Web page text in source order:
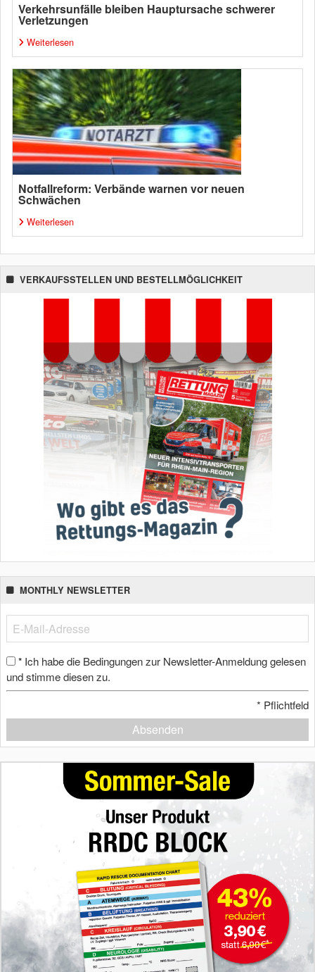
Verkehrsunfälle bleiben Hauptursache schwerer
Verletzungen
Weiterlesen
Notfallreform: Verbände warnen vor neuen
Schwächen
Weiterlesen
VERKAUFSSTELLEN UND BESTELLMÖGLICHKEIT
MONTHLY NEWSLETTER
* Ich habe die Bedingungen zur Newsletter-Anmeldung gelesen
und stimme diesen zu.
* Pflichtfeld
Absenden